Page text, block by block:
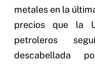
metales en la
precios que la
petroleros
descabellada